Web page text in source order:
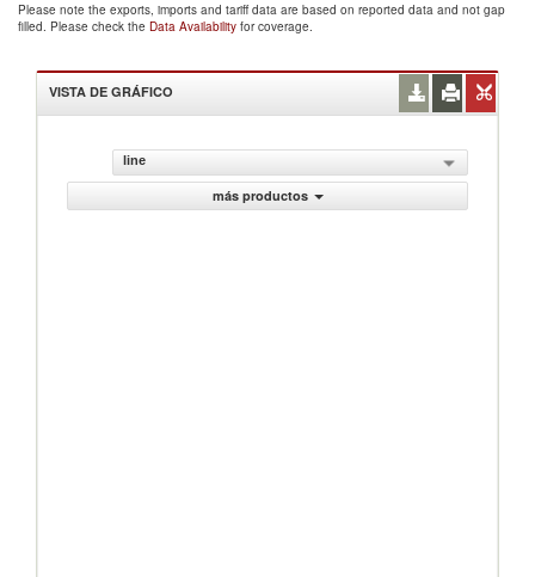
Please note the exports, imports and tariff data are based on reported data and not gap
filled. Please check the Data Availability for coverage.
VISTA DE GRÁFICO
line
más productos